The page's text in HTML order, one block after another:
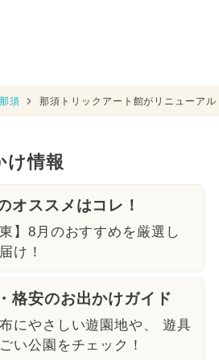
那須 那須トリックアート館がリニューア
け情報
オススメはコレ！
東】8月のおすすめを厳選し
け！
格安のお出かけガイド
にやさしい遊園地や、 遊具
い公園をチェック！